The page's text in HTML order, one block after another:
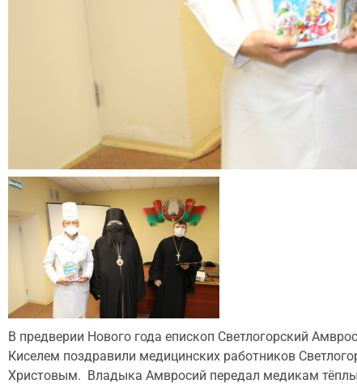
В предверии Нового года епископ Светлогорский
Киселем поздравили медицинских работников
Христовым. Владыка Амвросий передал медикам